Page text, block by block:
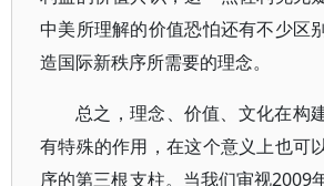
中美所理解的价值恐怕还有不少区
造国际新秩序所需要的理念。
总之，理念、价值、文化在构
有特殊的作用，在这个意义上也可
序的第三根支柱。当我们审视2009